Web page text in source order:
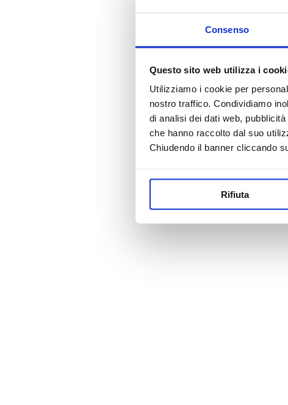
Consenso
Questo sito web utilizza i
Utilizziamo i cookie per
nostro traffico. Condividiamo
di analisi dei dati web,
che hanno raccolto dal suo
Chiudendo il banner cliccando
Rifiuta